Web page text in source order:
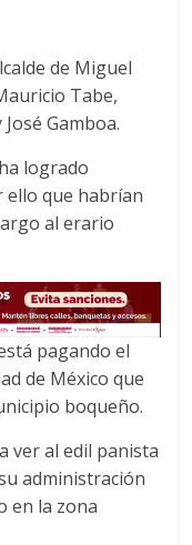
de Miguel
Tabe,
Gamboa.
logrado
ello que habrían
al erario
pagando el
de México que
boqueño.
ver al edil panista
administración
en la zona